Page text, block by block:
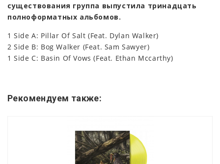
существования группа выпустила тринадцать
полноформатных альбомов.
1 Side A: Pillar Of Salt (Feat. Dylan Walker)
2 Side B: Bog Walker (Feat. Sam Sawyer)
1 Side C: Basin Of Vows (Feat. Ethan Mccarthy)
Рекомендуем также: